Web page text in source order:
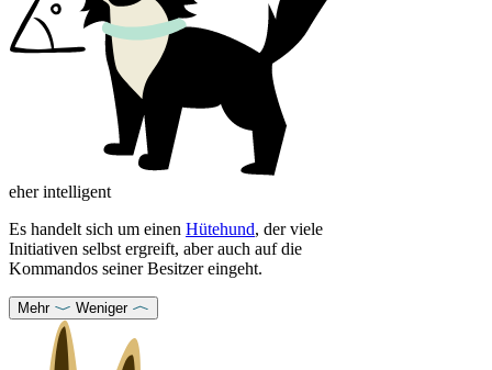
eher intelligent
Es handelt sich um einen Hütehund, der viele
Initiativen selbst ergreift, aber auch auf die
Kommandos seiner Besitzer eingeht.
Mehr Weniger